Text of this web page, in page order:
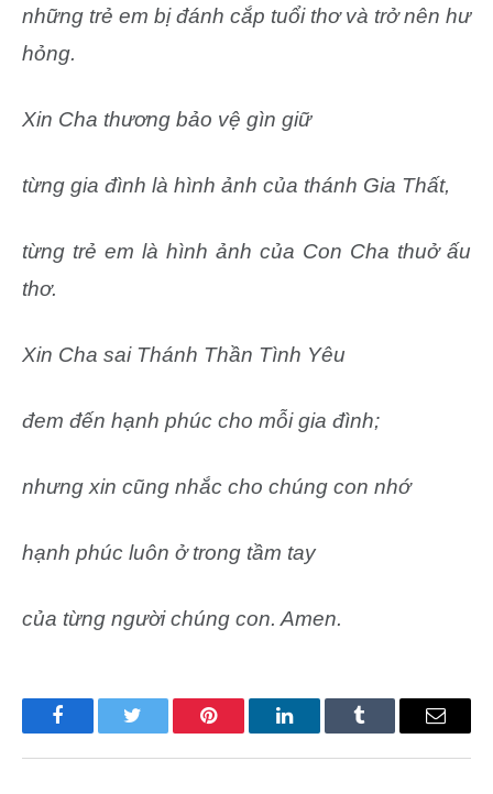
những trẻ em bị đánh cắp tuổi thơ và trở nên hư
hỏng.
Xin Cha thương bảo vệ gìn giữ
từng gia đình là hình ảnh của thánh Gia Thất,
từng trẻ em là hình ảnh của Con Cha thuở ấu
thơ.
Xin Cha sai Thánh Thần Tình Yêu
đem đến hạnh phúc cho mỗi gia đình;
nhưng xin cũng nhắc cho chúng con nhớ
hạnh phúc luôn ở trong tầm tay
của từng người chúng con. Amen.
FacebookTwitter Pinterest LinkedInTumblr Email